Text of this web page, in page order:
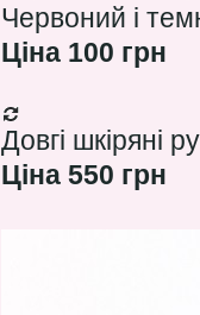
Червоний і
Ціна 100 грн
Довгі шкіряні
Ціна 550 грн